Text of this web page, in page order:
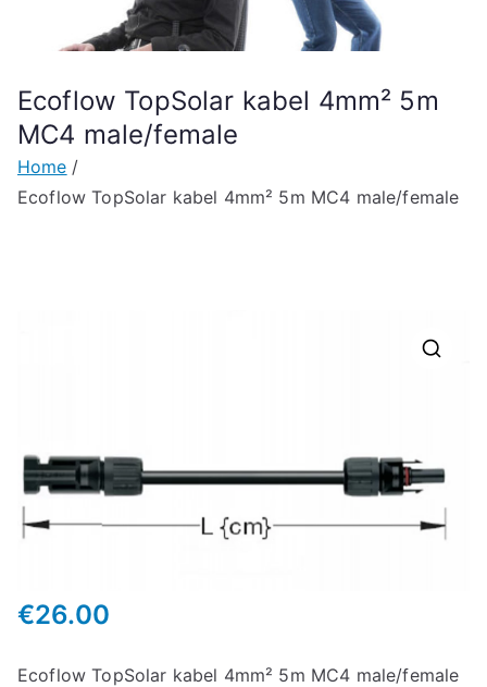
Ecoflow TopSolar kabel 4mm² 5m
MC4 male/female
Home
Ecoflow TopSolar kabel 4mm² 5m MC4 male/female
€26.00
Ecoflow TopSolar kabel 4mm² 5m MC4 male/female